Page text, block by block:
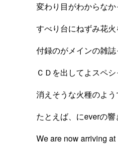
変わり目がわからな
すべり台にねずみ花
付録のがメインの雑
ＣＤを出してよスペ
消えそうな火種のよ
たとえば、にeverの
We are now arriving